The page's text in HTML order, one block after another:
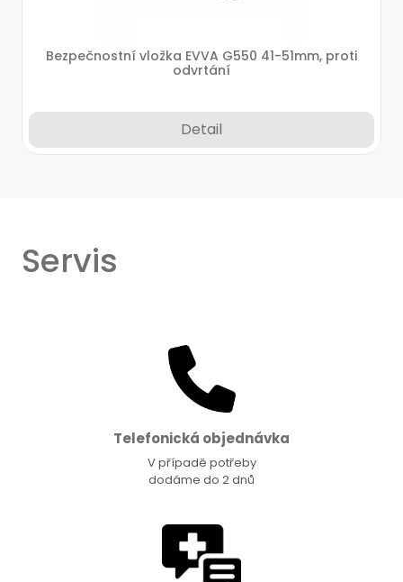
Bezpečnostní vložka EVVA G550 41-51mm, proti
odvrtání
Detail
Servis
Telefonická objednávka
V případě potřeby
dodáme do 2 dnů